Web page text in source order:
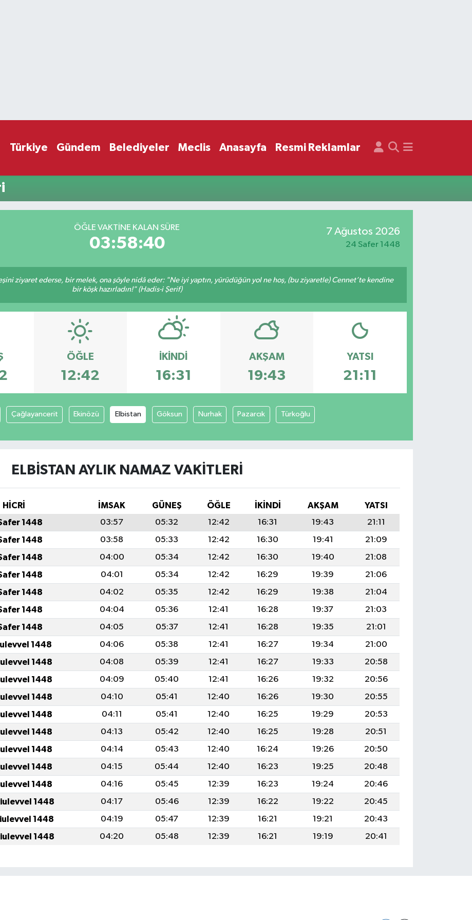
Türkiye Gündem Belediyeler Meclis Anasayfa Resmi Reklamlar
ÖĞLE VAKTİNE KALAN SÜRE
03:58:40
7 Ağustos 2026
24 Safer 1448
ziyaret ederse, bir melek, ona şöyle nidâ eder: "Ne iyi yaptın, yürüdüğün yol ne hoş, (bu ziyaretle) Cennet’te kendine
bir köşk hazırladın!" (Hadis-i Şerif)
ÖĞLE
12:42
İKINDI
16:31
AKŞAM
19:43
YATSI
21:11
Çağlayancerit Ekinözü Elbistan Göksun Nurhak Pazarcık Türkoğlu
ELBISTAN AYLIK NAMAZ VAKITLERI
HİCRİ İMSAK GÜNEŞ ÖĞLE İKINDI AKŞAM
YATSI
1448 03:57 05:32 12:42 16:31 19:43
21:11
1448 03:58 05:33 12:42 16:30 19:41
21:09
1448 04:00 05:34 12:42 16:30 19:40
21:08
1448 04:01 05:34 12:42 16:29 19:39
21:06
1448 04:02 05:35 12:42 16:29 19:38
21:04
1448 04:04 05:36 12:41 16:28 19:37
21:03
1448 04:05 05:37 12:41 16:28 19:35
21:01
1448 04:06 05:38 12:41 16:27 19:34
21:00
1448 04:08 05:39 12:41 16:27 19:33
20:58
1448 04:09 05:40 12:41 16:26 19:32
20:56
1448 04:10 05:41 12:40 16:26 19:30
20:55
1448 04:11 05:41 12:40 16:25 19:29
20:53
1448 04:13 05:42 12:40 16:25 19:28
20:51
1448 04:14 05:43 12:40 16:24 19:26
20:50
1448 04:15 05:44 12:40 16:23 19:25
20:48
1448 04:16 05:45 12:39 16:23 19:24
20:46
1448 04:17 05:46 12:39 16:22 19:22
20:45
1448 04:19 05:47 12:39 16:21 19:21
20:43
1448 04:20 05:48 12:39 16:21 19:19 20:41